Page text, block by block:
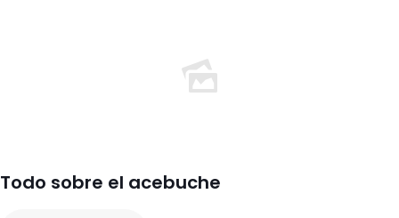
Todo sobre el acebuche